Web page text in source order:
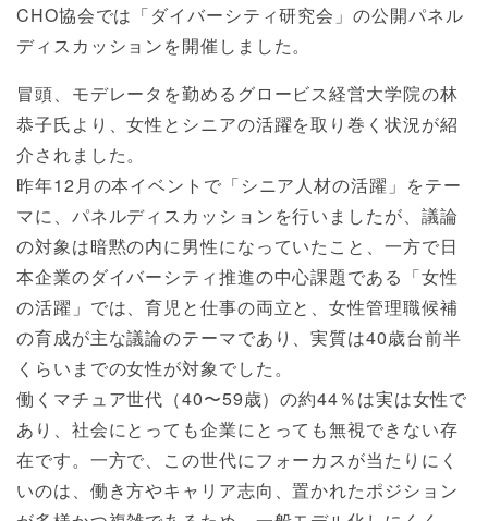
CHO協会では「ダイバーシティ研究会」の公開パネル
ディスカッションを開催しました。
冒頭、モデレータを勤めるグロービス経営大学院の林
恭子氏より、女性とシニアの活躍を取り巻く状況が紹
介されました。
昨年12月の本イベントで「シニア人材の活躍」をテー
マに、パネルディスカッションを行いましたが、議論
の対象は暗黙の内に男性になっていたこと、一方で日
本企業のダイバーシティ推進の中心課題である「女性
の活躍」では、育児と仕事の両立と、女性管理職候補
の育成が主な議論のテーマであり、実質は40歳台前半
くらいまでの女性が対象でした。
働くマチュア世代（40〜59歳）の約44％は実は女性で
あり、社会にとっても企業にとっても無視できない存
在です。一方で、この世代にフォーカスが当たりにく
いのは、働き方やキャリア志向、置かれたポジション